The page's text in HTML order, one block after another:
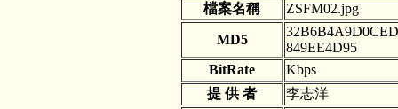
檔案名稱 ZSFM02.jpg
MD5
849EE4D95
BitRate
Kbps
提 供 者
李志洋